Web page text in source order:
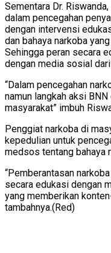
Sementara Dr.
dalam pencegahan
dengan intervensi
dan bahaya narkoba
Sehingga peran secara
dengan media sosial
“Dalam pencegahan
namun langkah aksi
masyarakat” imbuh
Penggiat narkoba di
kepedulian untuk
medsos tentang bahaya
“Pemberantasan
secara edukasi dengan
yang memberikan
tambahnya.(Red)